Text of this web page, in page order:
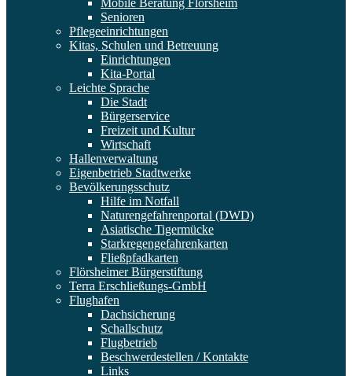
Mobile Beratung Flörsheim
Senioren
Pflegeeinrichtungen
Kitas, Schulen und Betreuung
Einrichtungen
Kita-Portal
Leichte Sprache
Die Stadt
Bürgerservice
Freizeit und Kultur
Wirtschaft
Hallenverwaltung
Eigenbetrieb Stadtwerke
Bevölkerungsschutz
Hilfe im Notfall
Naturengefahrenportal (DWD)
Asiatische Tigermücke
Starkregengefahrenkarten
Fließpfadkarten
Flörsheimer Bürgerstiftung
Terra Erschließungs-GmbH
Flughafen
Dachsicherung
Schallschutz
Flugbetrieb
Beschwerdestellen / Kontakte
Links